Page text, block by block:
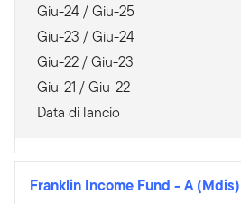
Giu-24 / Giu-25
Giu-23 / Giu-24
Giu-22 / Giu-23
Giu-21 / Giu-22
Data di lancio
Franklin Income Fund - A